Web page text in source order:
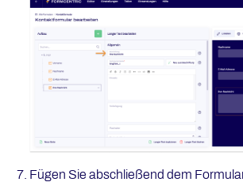
Fügen Sie abschließend dem